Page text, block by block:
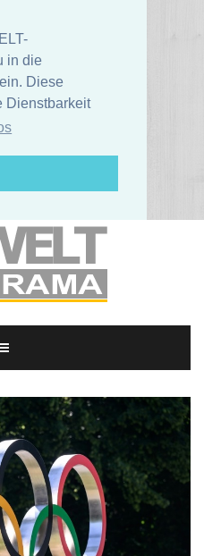
in die
Diese
Dienstbarkeit